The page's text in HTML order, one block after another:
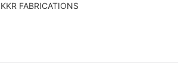
KKR FABRICATIONS